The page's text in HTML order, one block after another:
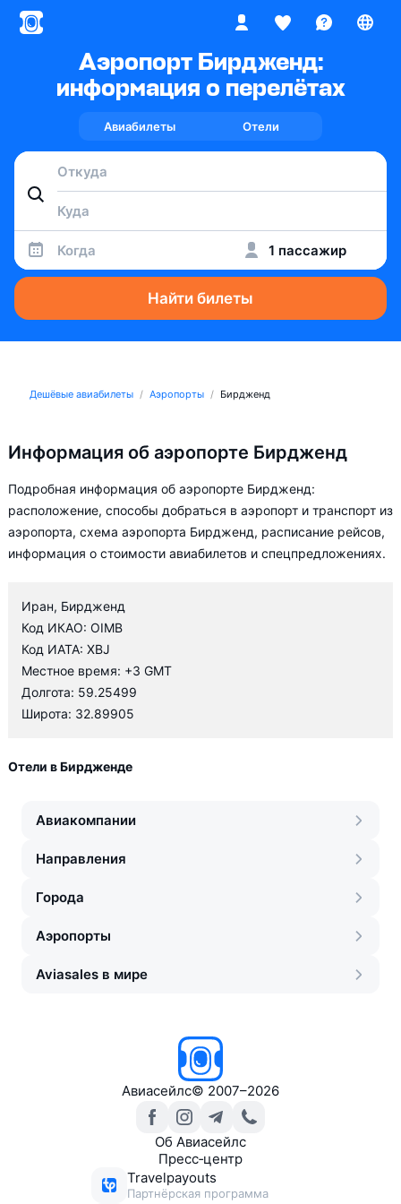
Аэропорт Бирдженд:
информация о перелётах
Авиабилеты Отели
Когда 1 пассажир
Найти билеты
Дешёвые авиабилеты Аэропорты Бирдженд
Информация об аэропорте Бирдженд
Подробная информация об аэропорте Бирдженд:
расположение, способы добраться в аэропорт и транспорт из
аэропорта, схема аэропорта Бирдженд, расписание рейсов,
информация о стоимости авиабилетов и спецпредложениях.
Иран, Бирдженд
Код ИКАО: OIMB
Код ИАТА: XBJ
Местное время: +3 GMT
Долгота: 59.25499
Широта: 32.89905
Отели в Бирдженде
Авиакомпании
Направления
Города
Аэропорты
Aviasales в мире
Авиасейлс© 2007–2026
Об Авиасейлс
Пресс‑центр
Travelpayouts
Партнёрская программа